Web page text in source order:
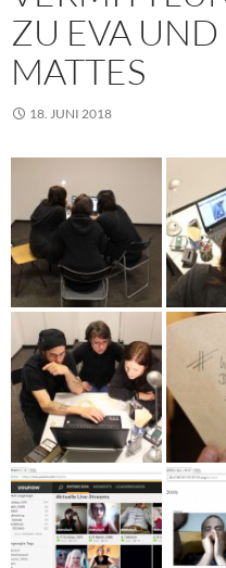
ZU EVA
MATTES
18. JUNI 2018